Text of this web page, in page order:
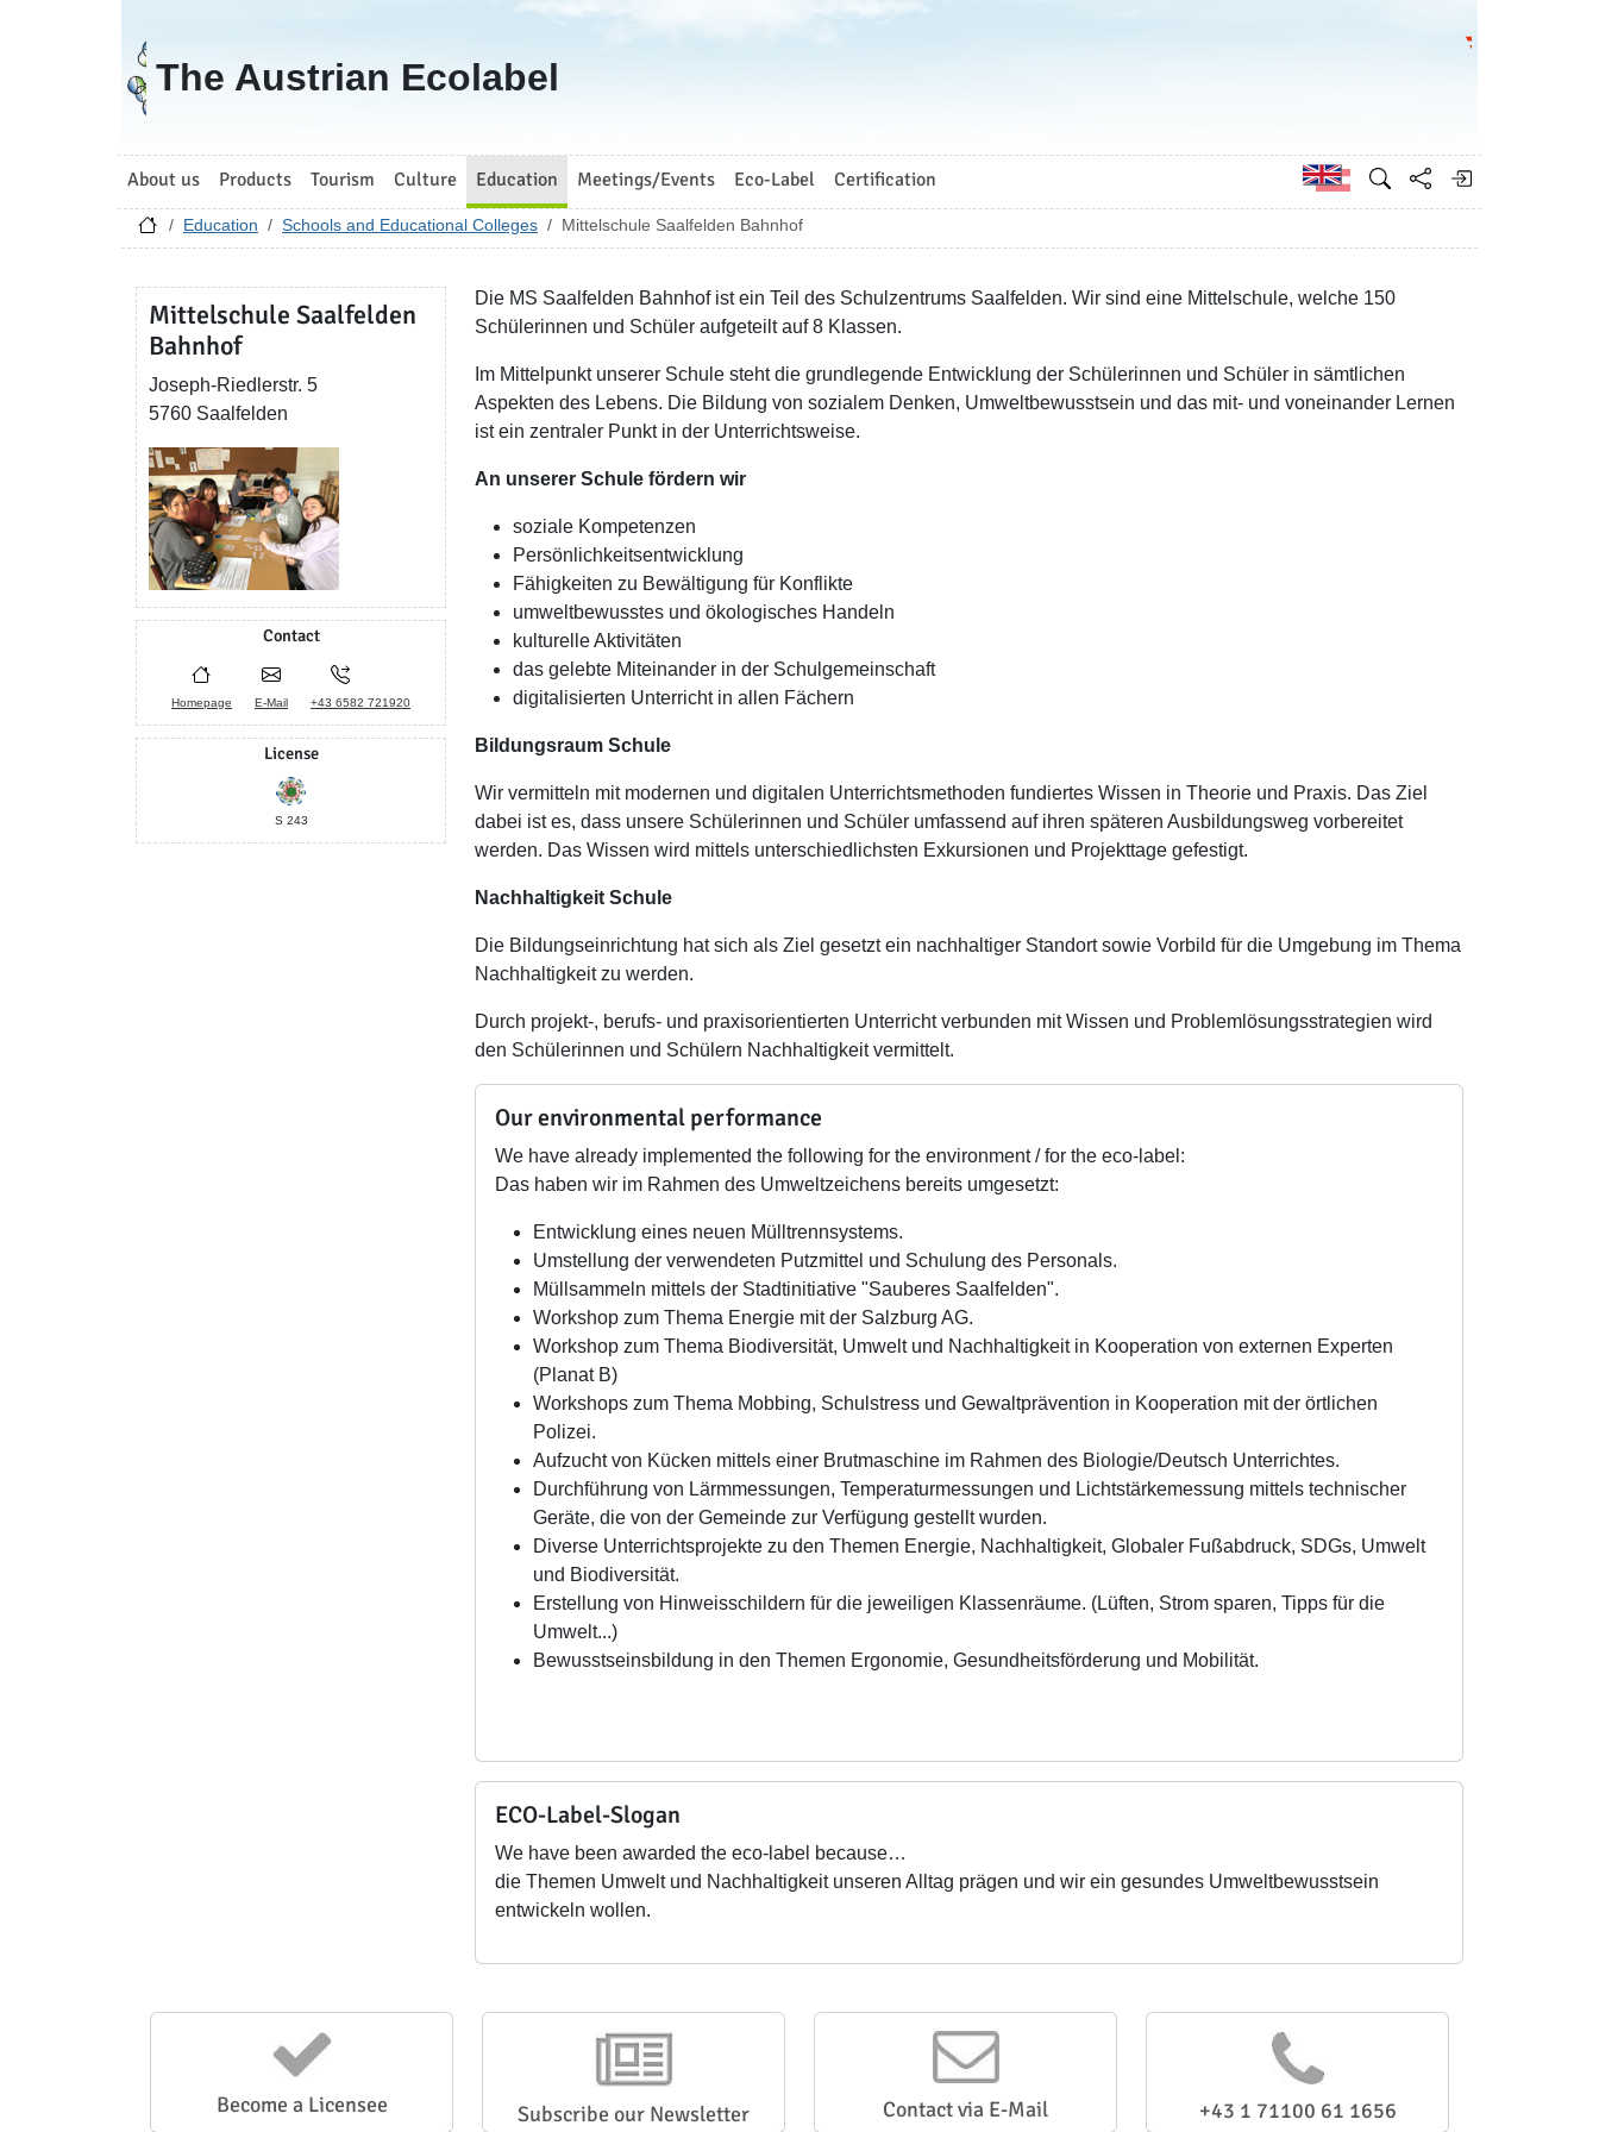
Go to homepage
The Austrian Ecolabel
Go to the
About us Products Tourism Culture Education Meetings/Events Eco-Label Certification German
Education Schools and Educational Colleges Mittelschule Saalfelden Bahnhof
Mittelschule Saalfelden
Bahnhof
Joseph-Riedlerstr. 5
5760 Saalfelden
Contact
Homepage E-Mail +43 6582 721920
License
S 243
Die MS Saalfelden Bahnhof ist ein Teil des Schulzentrums Saalfelden. Wir sind eine Mittelschule, welche 150
Schülerinnen und Schüler aufgeteilt auf 8 Klassen.
Im Mittelpunkt unserer Schule steht die grundlegende Entwicklung der Schülerinnen und Schüler in sämtlichen
Aspekten des Lebens. Die Bildung von sozialem Denken, Umweltbewusstsein und das mit- und voneinander Lernen
ist ein zentraler Punkt in der Unterrichtsweise.
An unserer Schule fördern wir
soziale Kompetenzen
Persönlichkeitsentwicklung
Fähigkeiten zu Bewältigung für Konflikte
umweltbewusstes und ökologisches Handeln
kulturelle Aktivitäten
das gelebte Miteinander in der Schulgemeinschaft
digitalisierten Unterricht in allen Fächern
Bildungsraum Schule
Wir vermitteln mit modernen und digitalen Unterrichtsmethoden fundiertes Wissen in Theorie und Praxis. Das Ziel
dabei ist es, dass unsere Schülerinnen und Schüler umfassend auf ihren späteren Ausbildungsweg vorbereitet
werden. Das Wissen wird mittels unterschiedlichsten Exkursionen und Projekttage gefestigt.
Nachhaltigkeit Schule
Die Bildungseinrichtung hat sich als Ziel gesetzt ein nachhaltiger Standort sowie Vorbild für die Umgebung im Thema
Nachhaltigkeit zu werden.
Durch projekt-, berufs- und praxisorientierten Unterricht verbunden mit Wissen und Problemlösungsstrategien wird
den Schülerinnen und Schülern Nachhaltigkeit vermittelt.
Our environmental performance
We have already implemented the following for the environment / for the eco-label:
Das haben wir im Rahmen des Umweltzeichens bereits umgesetzt:
Entwicklung eines neuen Mülltrennsystems.
Umstellung der verwendeten Putzmittel und Schulung des Personals.
Müllsammeln mittels der Stadtinitiative "Sauberes Saalfelden".
Workshop zum Thema Energie mit der Salzburg AG.
Workshop zum Thema Biodiversität, Umwelt und Nachhaltigkeit in Kooperation von externen Experten
(Planat B)
Workshops zum Thema Mobbing, Schulstress und Gewaltprävention in Kooperation mit der örtlichen
Polizei.
Aufzucht von Kücken mittels einer Brutmaschine im Rahmen des Biologie/Deutsch Unterrichtes.
Durchführung von Lärmmessungen, Temperaturmessungen und Lichtstärkemessung mittels technischer
Geräte, die von der Gemeinde zur Verfügung gestellt wurden.
Diverse Unterrichtsprojekte zu den Themen Energie, Nachhaltigkeit, Globaler Fußabdruck, SDGs, Umwelt
und Biodiversität.
Erstellung von Hinweisschildern für die jeweiligen Klassenräume. (Lüften, Strom sparen, Tipps für die
Umwelt...)
Bewusstseinsbildung in den Themen Ergonomie, Gesundheitsförderung und Mobilität.
ECO-Label-Slogan
We have been awarded the eco-label because…
die Themen Umwelt und Nachhaltigkeit unseren Alltag prägen und wir ein gesundes Umweltbewusstsein
entwickeln wollen.
Become a Licensee Subscribe our Newsletter Contact via E-Mail +43 1 71100 61 1656